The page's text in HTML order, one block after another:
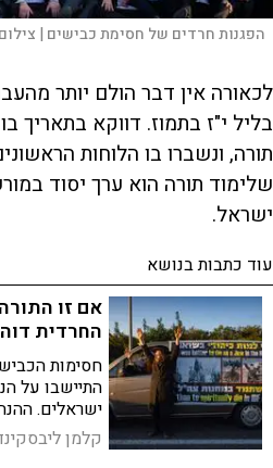
הפגנות חרדים של חסימת כבישים |
לכאורה אין דבר הולם יותר
בליל י"ז בתמוז. דווקא
תורה, ונשברו בו הלוחות
שלימוד תורה הוא ערך יסוד
ישראל.
עוד כתבות בנושא
אם זו
החרדית
חסימות
התיישבו על
ישראלים.
לא מבינה
שלא ניתן
קלמן